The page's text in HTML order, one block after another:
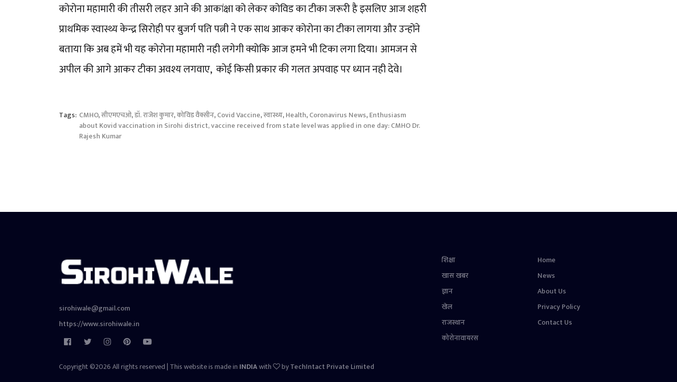
कोरोना महामारी की तीसरी लहर आने की आकांक्षा को लेकर कोविड का टीका जरूरी है इसलिए आज शहरी
प्राथमिक स्वास्थ्य केन्द्र सिरोही पर बुजर्ग पति पत्नी ने एक साथ आकर कोरोना का टीका लागया और उन्होंने
बताया कि अब हमें भी यह कोरोना महामारी नही लगेगी क्योकि आज हमने भी टिका लगा दिया। आमजन से
अपील की आगे आकर टीका अवश्य लगवाए, कोई किसी प्रकार की गलत अपवाह पर ध्यान नही देवे।
Tags: CMHO,सीएमएचओ,डॉ. राजेश कुमार,कोविड वैक्सीन,Covid Vaccine,स्वास्थ्य,Health,Coronavirus News,Enthusiasm
about Kovid vaccination in Sirohi district, vaccine received from state level was applied in one day: CMHO Dr.
Rajesh Kumar
sirohiwale@gmail.com
https://www.sirohiwale.in
शिक्षा
खास खबर
ज्ञान
खेल
राजस्थान
कोरोनावायरस
Home
News
About Us
Privacy Policy
Contact Us
Copyright ©2026 All rights reserved | This website is made in INDIAwith byTechIntact Private Limited